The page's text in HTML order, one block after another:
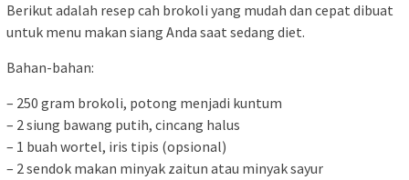
Berikut adalah resep cah brokoli yang mudah dan cepat dibuat
untuk menu makan siang Anda saat sedang diet.
Bahan-bahan:
– 250 gram brokoli, potong menjadi kuntum
– 2 siung bawang putih, cincang halus
– 1 buah wortel, iris tipis (opsional)
– 2 sendok makan minyak zaitun atau minyak sayur